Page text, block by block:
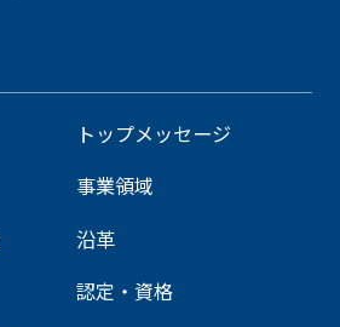
トップメッセージ
事業領域
沿革
認定・資格